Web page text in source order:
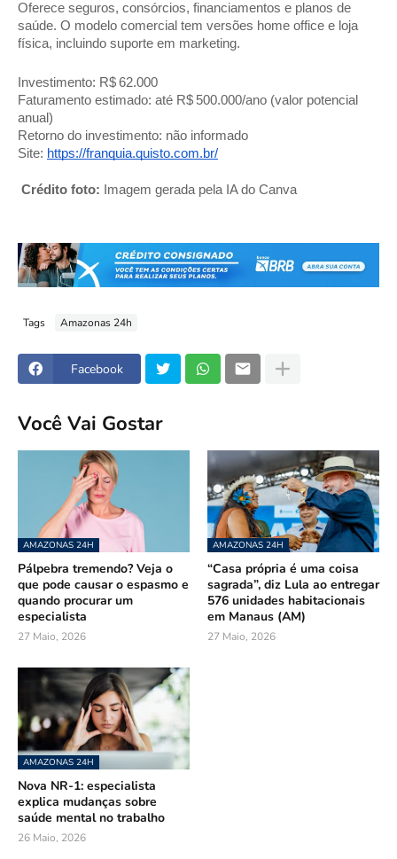
Oferece seguros, consórcios, financiamentos e planos de
saúde. O modelo comercial tem versões home office e loja
física, incluindo suporte em marketing.
Investimento: R$ 62.000
Faturamento estimado: até R$ 500.000/ano (valor potencial
anual)
Retorno do investimento: não informado
Site: https://franquia.quisto.com.br/
Crédito foto: Imagem gerada pela IA do Canva
Tags Amazonas 24h
Facebook
Você Vai Gostar
AMAZONAS 24H
Pálpebra tremendo? Veja o
que pode causar o espasmo e
quando procurar um
especialista
27 Maio, 2026
AMAZONAS 24H
“Casa própria é uma coisa
sagrada”, diz Lula ao entregar
576 unidades habitacionais
em Manaus (AM)
27 Maio, 2026
AMAZONAS 24H
Nova NR-1: especialista
explica mudanças sobre
saúde mental no trabalho
26 Maio, 2026